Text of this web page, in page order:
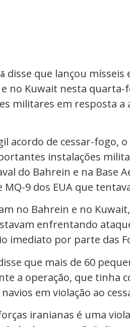
disse que lançou
no Kuwait nesta quarta-
militares em resposta
acordo de cessar-fogo,
instalações
do Bahrein e na Base
9 dos EUA que
no Bahrein e no
enfrentando
imediato por parte das
que mais de 60
a operação, que tinha
em violação ao
iranianas é uma